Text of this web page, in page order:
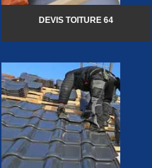
DEVIS TOITURE 64